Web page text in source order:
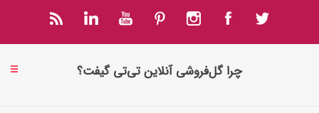
چرا گل‌فروشی آنلاین تی‌تی گیفت؟